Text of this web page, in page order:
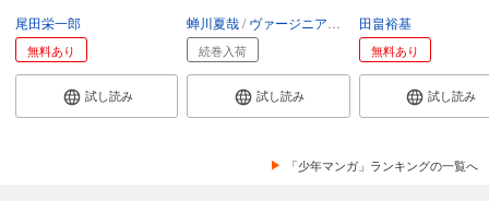
尾田栄一郎
無料あり
試し読み
蝉川夏哉 ヴァージニア二等兵 転
続巻入荷
試し読み
田畠裕基
無料あり
試し読み
「少年マンガ」ランキングの一覧へ